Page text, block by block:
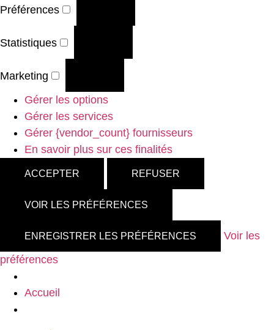
Préférences
Statistiques
Marketing
Gérer les options
Gérer les services
Gérer {vendor_count} fournisseurs
En savoir plus sur ces finalités
ACCEPTER REFUSER
VOIR LES PRÉFÉRENCES
ENREGISTRER LES PRÉFÉRENCES
Voir les
préférences
Accueil